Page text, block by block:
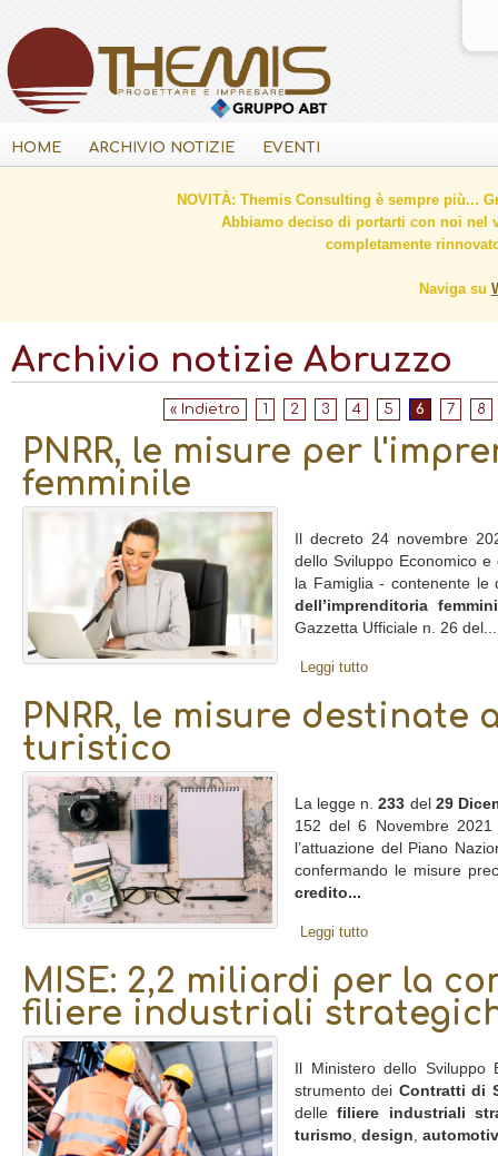
HOME ARCHIVIO NOTIZIE EVENTI
NOVITÀ: Themis Consulting è sempre più...
Abbiamo deciso di portarti con noi nel
completamente
Naviga su
Archivio notizie Abruzzo
« Indietro 1 2 3 4 5 6 7 8
PNRR, le misure per
femminile
Il decreto 24 novembre
dello Sviluppo Economico
la Famiglia - contenente
dell’imprenditoria
Gazzetta Ufficiale n. 26 del...
Leggi tutto
PNRR, le misure destinate
turistico
La legge n.233 del 29
152 del 6 Novembre
l’attuazione del Piano
confermando le misure
credito...
Leggi tutto
MISE: 2,2 miliardi per la
filiere industriali
Il Ministero dello
strumento dei Contratti di
dellefiliere industriali
turismo, design,